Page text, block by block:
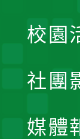
校園
社團
媒體